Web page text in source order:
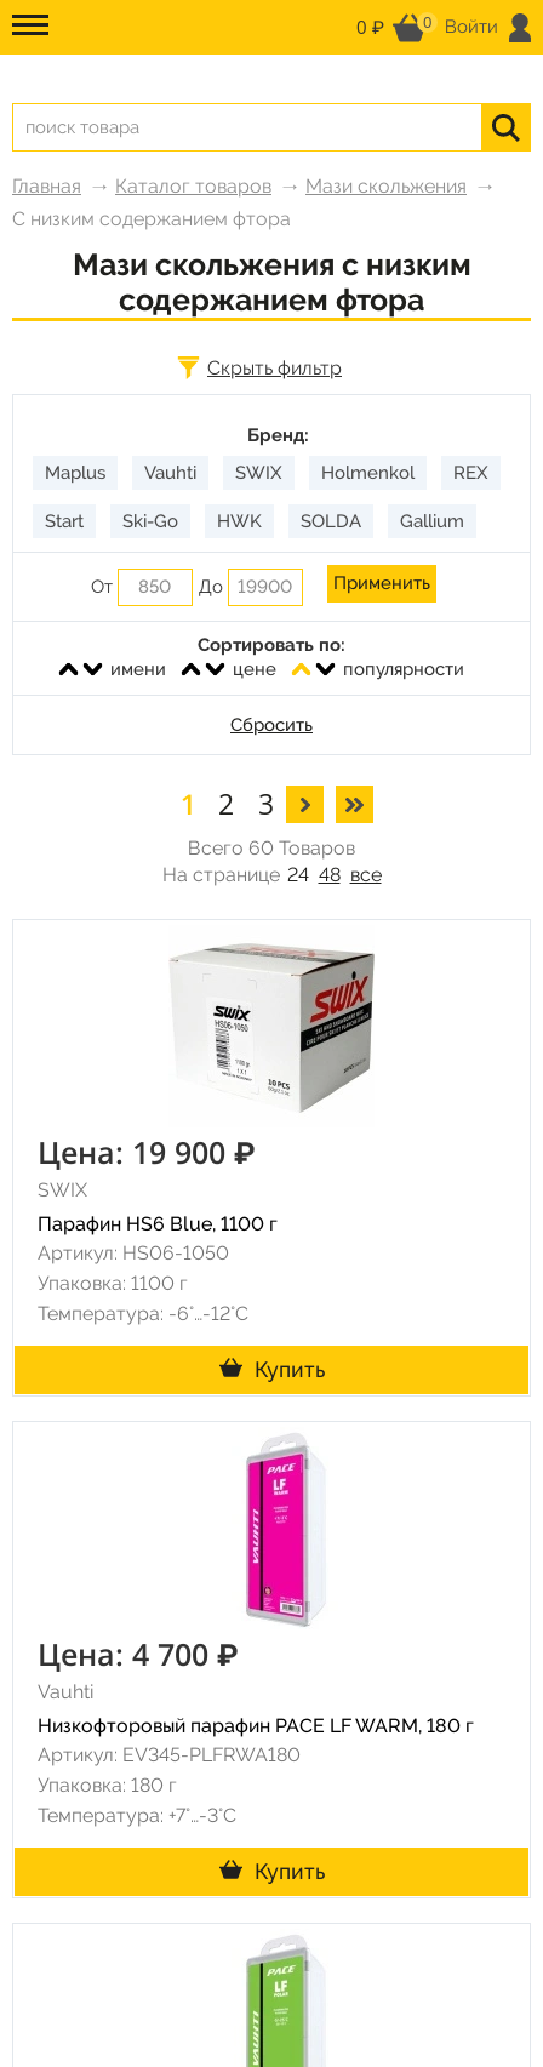
0 ₽ 0 Войти
Главная Каталог товаров
Мази скольжения
С низким содержанием фтора
Мази скольжения с низким
содержанием фтора
Скрыть фильтр
Бренд:
Maplus
Vauhti SWIX Holmenkol REX
Start Ski-Go HWK SOLDA Gallium
Сортировать по:
имени
цене популярности
От До
Сбросить
1 2 3
Всего 60 Товаров
На странице 24 48 все
Цена: 19 900 ₽
SWIX
Парафин HS6 Blue, 1100 г
Артикул: HS06-1050
Упаковка: 1100 г
Температура: -6°…-12°C
Купить
Цена: 4 700 ₽
Vauhti
Низкофторовый парафин PACE LF WARM, 180 г
Артикул: EV345-PLFRWA180
Упаковка: 180 г
Температура: +7°…-3°C
Купить